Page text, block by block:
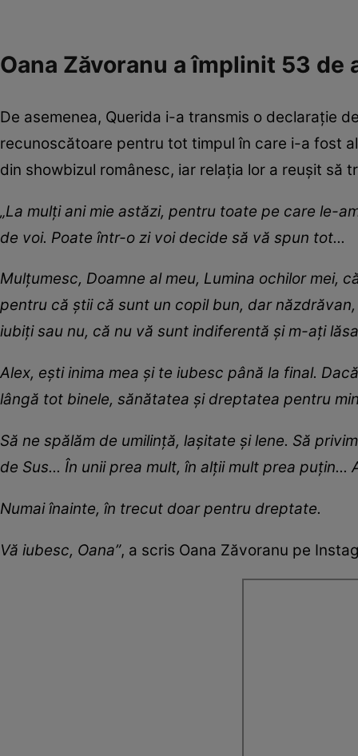
Oana Zăvoranu a împlinit 53 de
De asemenea, Querida i-a transmis o declarație
recunoscătoare pentru tot timpul în care i-a fost
din showbizul românesc, iar relația lor a reușit să
„La mulți ani mie astăzi, pentru toate pe care le-
de voi. Poate într-o zi voi decide să vă spun tot...
Mulțumesc, Doamne al meu, Lumina ochilor mei,
pentru că știi că sunt un copil bun, dar
iubiți sau nu, că nu vă sunt indiferentă și m-ați
Alex, ești inima mea și te iubesc până la final.
lângă tot binele, sănătatea și dreptatea pentru
Să ne spălăm de umilință, lașitate și lene. Să
de Sus... În unii prea mult, în alții mult prea puțin...
Numai înainte, în trecut doar pentru dreptate.
Vă iubesc, Oana”, a scris Oana Zăvoranu pe